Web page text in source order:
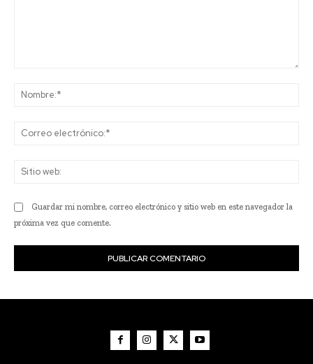
Guardar mi nombre, correo electrónico y sitio web en este navegador la
próxima vez que comente.